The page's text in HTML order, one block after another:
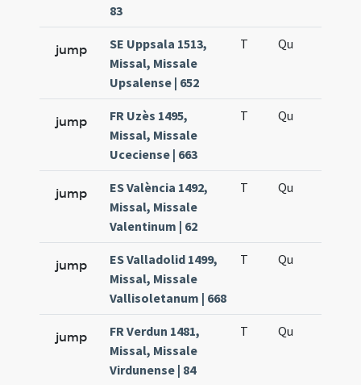
83
jump
SE Uppsala 1513,
Missal, Missale
Upsalense | 652
T Qu
jump
FR Uzès 1495,
Missal, Missale
Uceciense | 663
T Qu
jump
ES València 1492,
Missal, Missale
Valentinum | 62
T Qu
jump
ES Valladolid 1499,
Missal, Missale
Vallisoletanum | 668
T Qu
jump
FR Verdun 1481,
Missal, Missale
Virdunense | 84
T Qu